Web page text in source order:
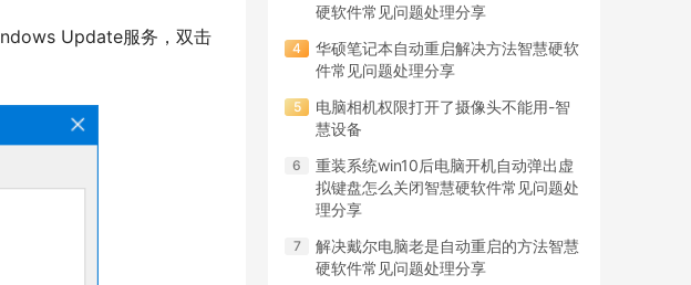
硬软件常见问题处理分享
华硕笔记本自动重启解决方法智慧硬软
件常见问题处理分享
电脑相机权限打开了摄像头不能用-智
慧设备
重装系统win10后电脑开机自动弹出虚
拟键盘怎么关闭智慧硬软件常见问题处
理分享
解决戴尔电脑老是自动重启的方法智慧
硬软件常见问题处理分享